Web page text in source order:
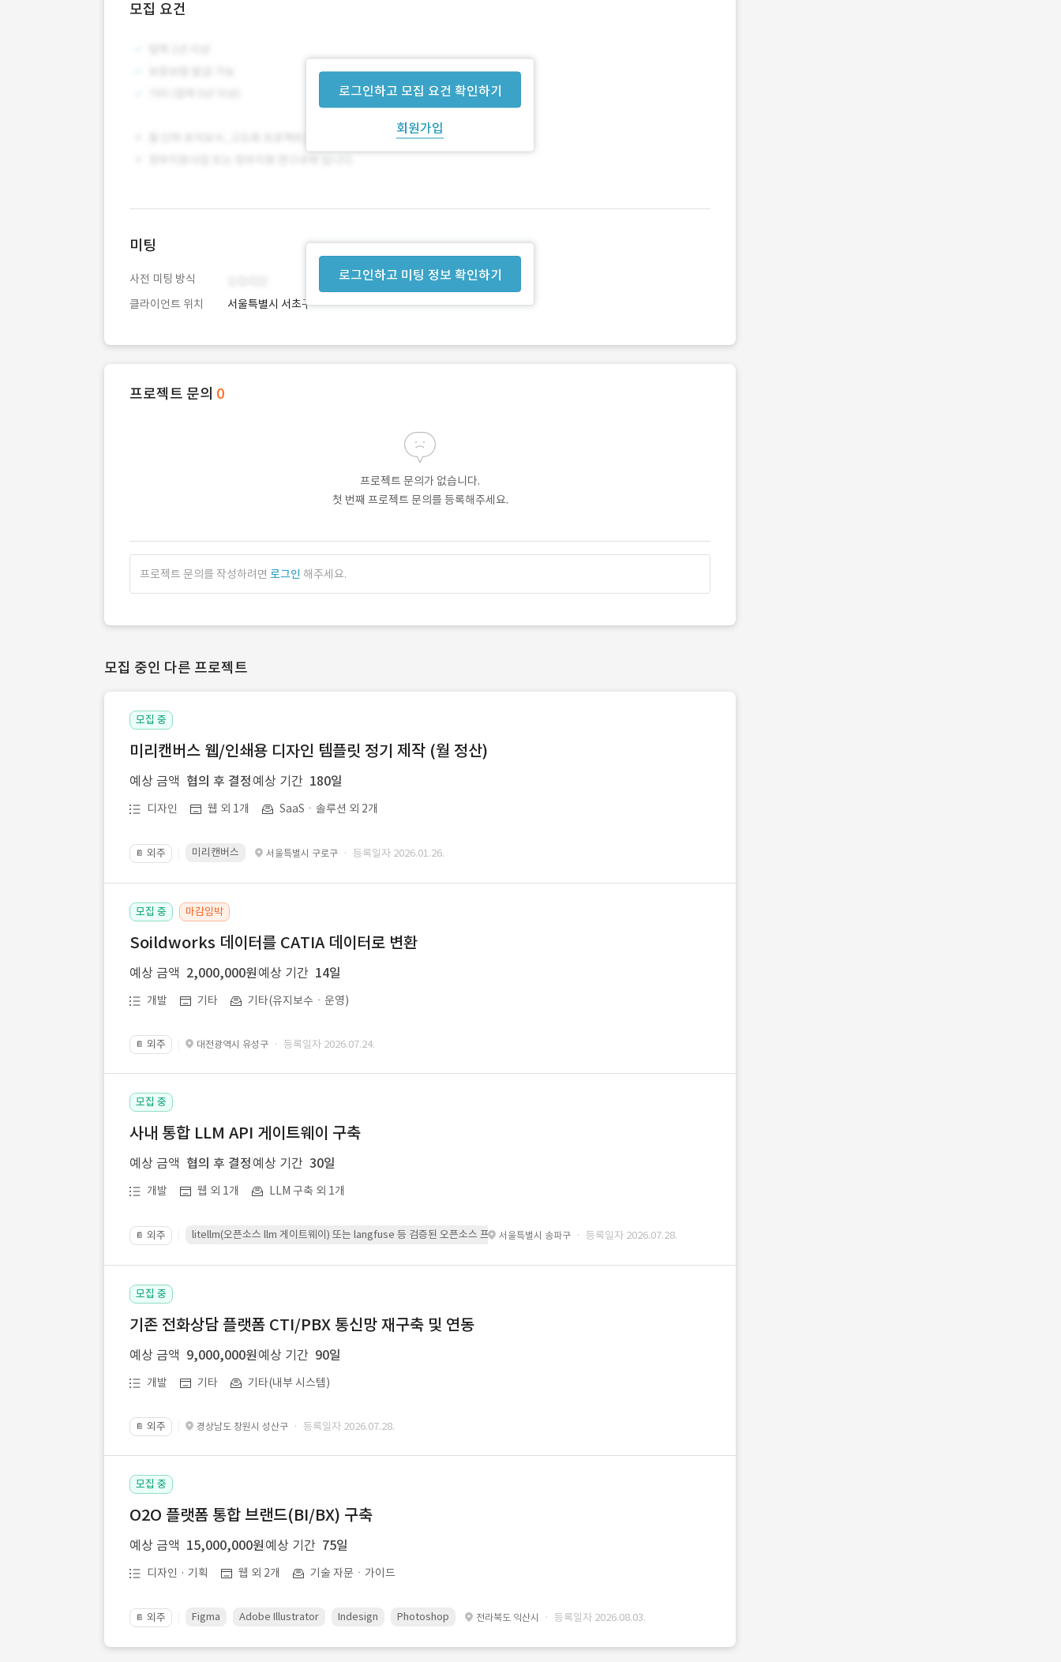
모집 요건
로그인하고 모집 요건 확인하기
회원가입
로그인하고 미팅 정보 확인하기
미팅
사전 미팅 방식
클라이언트 위치
서울특별시 서초구
프로젝트 문의 0
프로젝트 문의가 없습니다.
첫 번째 프로젝트 문의를 등록해주세요.
프로젝트 문의를 작성하려면 로그인 해주세요.
모집 중인 다른 프로젝트
모집 중
미리캔버스 웹/인쇄용 디자인 템플릿 정기 제작 (월 정산)
예상 금액 협의 후 결정 예상 기간 180일
디자인 웹 외 1개 SaaSㆍ솔루션 외 2개
📔 외주 미리캔버스 서울특별시 구로구 · 등록일자 2026.01.26.
모집 중 마감임박
Soildworks 데이터를 CATIA 데이터로 변환
예상 금액 2,000,000원 예상 기간 14일
개발 기타 기타(유지보수ㆍ운영)
📔 외주 대전광역시 유성구 · 등록일자 2026.07.24.
모집 중
사내 통합 LLM API 게이트웨이 구축
예상 금액 협의 후 결정 예상 기간 30일
개발 웹 외 1개 LLM 구축 외 1개
📔 외주 litellm(오픈소스 llm 게이트웨이) 또는 langfuse 등 검증된 오픈소스 프레임워크를 기반으로 시스템을 구축
서울특별시 송파구 · 등록일자 2026.07.28.
모집 중
기존 전화상담 플랫폼 CTI/PBX 통신망 재구축 및 연동
예상 금액 9,000,000원 예상 기간 90일
개발 기타 기타(내부 시스템)
📔 외주 경상남도 창원시 성산구 · 등록일자 2026.07.28.
모집 중
O2O 플랫폼 통합 브랜드(BI/BX) 구축
예상 금액 15,000,000원 예상 기간 75일
디자인 · 기획 웹 외 2개 기술 자문ㆍ가이드
📔 외주 Figma Adobe Illustrator Indesign Photoshop 전라북도 익산시 · 등록일자 2026.08.03.